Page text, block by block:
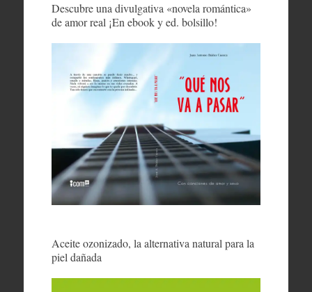
Descubre una divulgativa «novela romántica»
de amor real ¡En ebook y ed. bolsillo!
Aceite ozonizado, la alternativa natural para la
piel dañada